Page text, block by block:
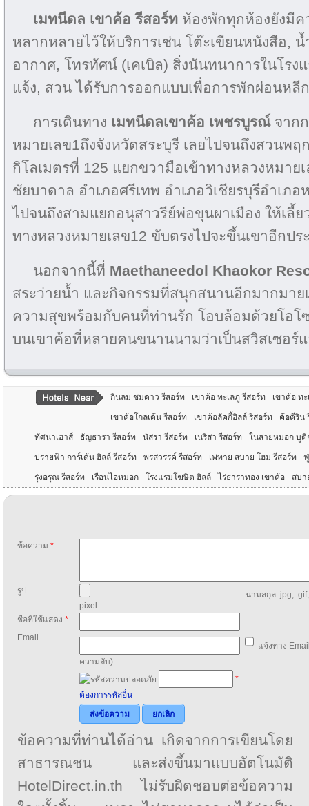
เมทนีดล เขาค้อ รีสอร์ท ห้องพักทุกห้องยังมีค
หลากหลายไว้ให้บริการเช่น โต๊ะเขียนหนังสือ,
อากาศ, โทรทัศน์ (เคเบิล) สิ่งนันทนาการในโรง
แจ้ง, สวน ได้รับการออกแบบเพื่อการพักผ่อนห
การเดินทาง เมทนีดลเขาค้อ เพชรบูรณ์ จาก
หมายเลข1ถึงจังหวัดสระบุรี เลยไปจนถึงสวนพ
กิโลเมตรที่ 125 แยกขวามือเข้าทางหลวงหมาย
ชัยบาดาล อำเภอศรีเทพ อำเภอวิเชียรบุรีอำเภอ
ไปจนถึงสามแยกอนุสาวรีย์พ่อขุนผาเมือง ให้เลี้
ทางหลวงหมายเลข12 ขับตรงไปจะขึ้นเขาอีกป
นอกจากนี้ที่ Maethaneedol Khaokor
สระว่ายน้ำ และกิจกรรมที่สนุกสนานอีกมากมา
ความสุขพร้อมกับคนที่ท่านรัก โอบล้อมด้วยโอ
บนเขาค้อที่หลายคนขนานนามว่าเป็นสวิสเซอร์
กินลม ชมดาว รีสอร์ท เขาค้อ ทะเลภู รีสอร์ท เขาค้อ ท
เขาค้อโกลเด้น รีสอร์ท เขาค้อลัคกี้ฮิลล์ รีสอร์ท ค้อคีริน
ทัศนาเฮาส์ ธัญธารา รีสอร์ท นัสรา รีสอร์ท เนริสา รีสอร์ท ในสายหมอก บูติ
ปรายฟ้า การ์เด้น ฮิลล์ รีสอร์ท พรสวรรค์ รีสอร์ท เพทาย สบาย โฮม รีสอร์ท
รุ่งอรุณ รีสอร์ท เรือนไอหมอก โรงแรมโฆษิต ฮิลล์ ไร่ธาราทอง เขาค้อ สบา
ข้อความ *
รูป
นามสกุล .jpg,
pixel
ชื่อที่ใช้แสดง *
Email
แจ้งทาง
ความลับ)
*
ต้องการรหัสอื่น
ส่งข้อความ
ยกเลิก
ข้อความที่ท่านได้อ่าน เกิดจากการเขียนโดย
สาธารณชน และส่งขึ้นมาแบบอัตโนมัติ
HotelDirect.in.th ไม่รับผิดชอบต่อข้อความ